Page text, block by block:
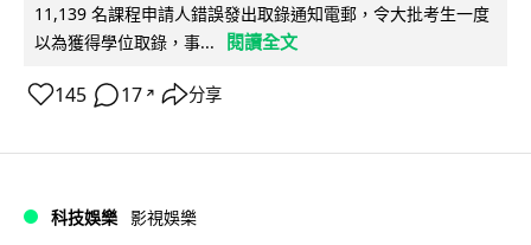
11,139 名課程申請人錯誤發出取錄通知電郵，令大批考生一度
以為獲得學位取錄，事...
閱讀全文
145 17 ↗ 分享
科技娛樂 影視娛樂